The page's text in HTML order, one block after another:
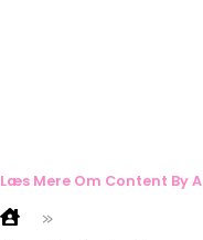
Læs Mere Om Content By A
»